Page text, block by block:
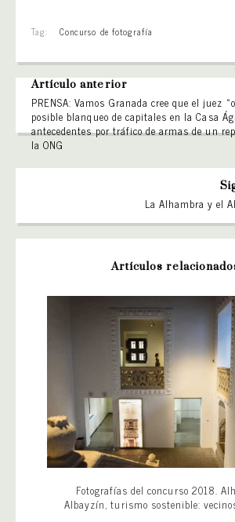
Tag: Concurso de fotografía
Artículo anterior
PRENSA: Vamos Granada cree que el juez
posible blanqueo de capitales en la Casa
antecedentes por tráfico de armas de un
la ONG
La Alhambra y el
Artículos
Fotografías del concurso 2018.
Albayzín, turismo sostenible: